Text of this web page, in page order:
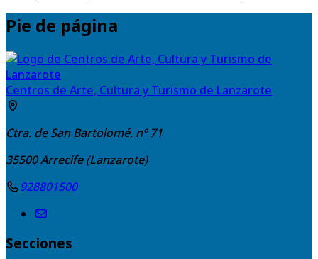
Pie de página
Centros de Arte, Cultura y Turismo de Lanzarote
Ctra. de San Bartolomé, nº 71
35500Arrecife (Lanzarote)
928801500
Secciones